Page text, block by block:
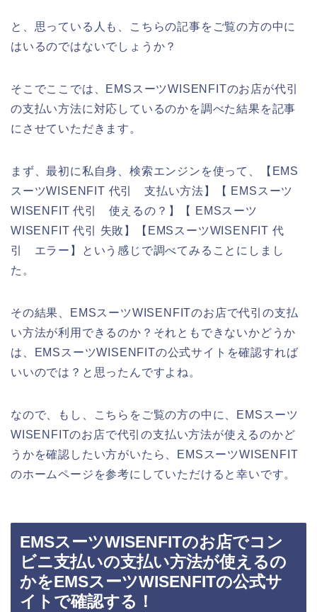
と、思っている人も、こちらの記事をご覧の方の中に
はいるのではないでしょうか？
そこでここでは、EMSスーツWISENFITのお店が代引
の支払い方法に対応しているのかを調べた結果を記事
にさせていただきます。
まず、最初に私自身、検索エンジンを使って、【EMS
スーツWISENFIT 代引 支払い方法】【 EMSスーツ
WISENFIT 代引 使えるの？】【 EMSスーツ
WISENFIT 代引 失敗】【EMSスーツWISENFIT 代
引 エラー】という感じで調べてみることにしまし
た。
その結果、EMSスーツWISENFITのお店で代引の支払
い方法が利用できるのか？それともできないかどうか
は、EMSスーツWISENFITの公式サイトを確認すれば
いいのでは？と思ったんですよね。
なので、もし、こちらをご覧の方の中に、EMSスーツ
WISENFITのお店で代引の支払い方法が使えるのかど
うかを確認したい方がいたら、EMSスーツWISENFIT
のホームページを参考にしていただけると幸いです。
EMSスーツWISENFITのお店でコン
ビニ支払いの支払い方法が使えるの
かをEMSスーツWISENFITの公式サ
イトで確認する！